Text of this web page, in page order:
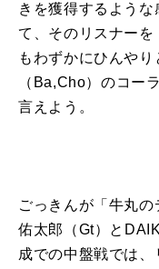
きを獲得するよう
て、そのリスナーを
もわずかにひんや
（Ba,Cho）のコー
言えよう。
ごっきんが「牛丸
佑太郎（Gt）と
成での中盤戦では